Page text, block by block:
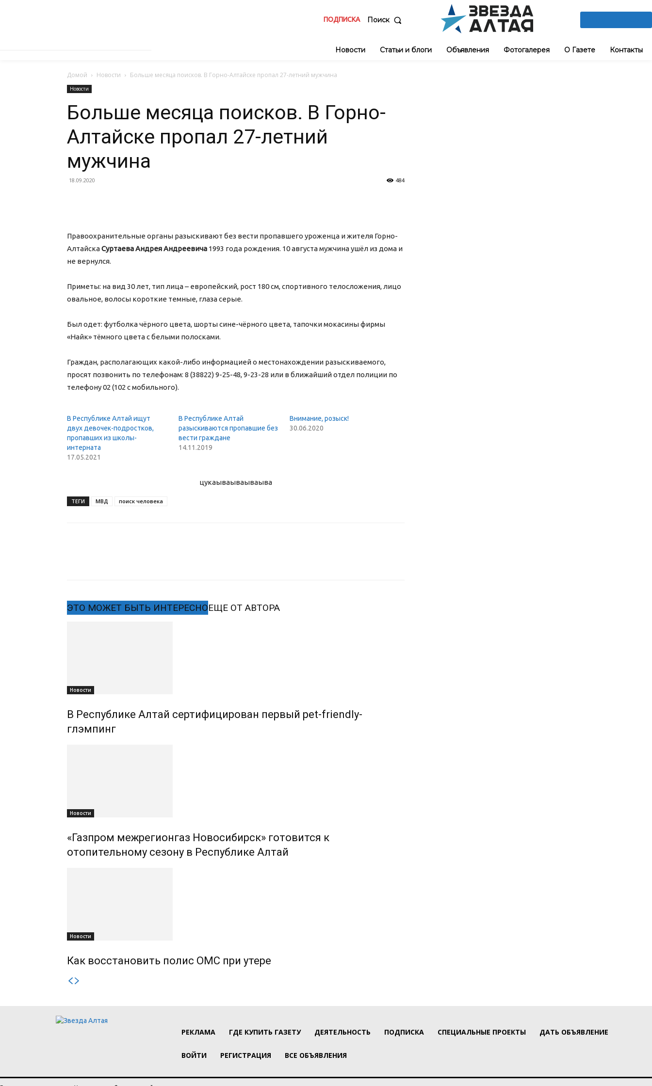
ПОДПИСКА Поиск
Новости Статьи и блоги Объявления Фотогалерея О Газете Контакты
Домой Новости Больше месяца поисков. В Горно-Алтайске пропал 27-летний мужчина
Новости
Больше месяца поисков. В Горно-
Алтайске пропал 27-летний
мужчина
18.09.2020 484
Правоохранительные органы разыскивают без вести пропавшего уроженца и жителя Горно-
АлтайскаСуртаева Андрея Андреевича 1993 года рождения. 10 августа мужчина ушёл из дома и
не вернулся.
Приметы: на вид 30 лет, тип лица – европейский, рост 180 см, спортивного телосложения, лицо
овальное, волосы короткие темные, глаза серые.
Был одет: футболка чёрного цвета, шорты сине-чёрного цвета, тапочки мокасины фирмы
«Найк» тёмного цвета с белыми полосками.
Граждан, располагающих какой-либо информацией о местонахождении разыскиваемого,
просят позвонить по телефонам: 8 (38822) 9-25-48, 9-23-28 или в ближайший отдел полиции по
телефону 02 (102 с мобильного).
В Республике Алтай ищут
двух девочек-подростков,
пропавших из школы-
интерната
17.05.2021
В Республике Алтай
разыскиваются пропавшие без
вести граждане
14.11.2019
Внимание, розыск!
30.06.2020
цукаываываываыва
ТЕГИ МВД поиск человека
ЭТО МОЖЕТ БЫТЬ ИНТЕРЕСНОЕЩЕ ОТ АВТОРА
Новости
В Республике Алтай сертифицирован первый pet-friendly-
глэмпинг
Новости
«Газпром межрегионгаз Новосибирск» готовится к
отопительному сезону в Республике Алтай
Новости
Как восстановить полис ОМС при утере
РЕКЛАМА ГДЕ КУПИТЬ ГАЗЕТУ ДЕЯТЕЛЬНОСТЬ ПОДПИСКА СПЕЦИАЛЬНЫЕ ПРОЕКТЫ ДАТЬ ОБЪЯВЛЕНИЕ
ВОЙТИ РЕГИСТРАЦИЯ ВСЕ ОБЪЯВЛЕНИЯ